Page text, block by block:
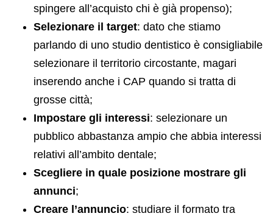
spingere all’acquisto chi è già propenso);
Selezionare il target: dato che stiamo
parlando di uno studio dentistico è consigliabile
selezionare il territorio circostante, magari
inserendo anche i CAP quando si tratta di
grosse città;
Impostare gli interessi: selezionare un
pubblico abbastanza ampio che abbia interessi
relativi all’ambito dentale;
Scegliere in quale posizione mostrare gli
annunci;
Creare l’annuncio: studiare il formato tra